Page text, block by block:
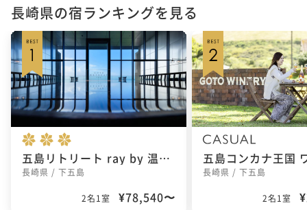
長崎県の宿ランキングを見る
五島リトリート ray by 温故知新
長崎県 / 下五島
2名1室 ¥78,540〜
長崎県 / 下五島
2名1室